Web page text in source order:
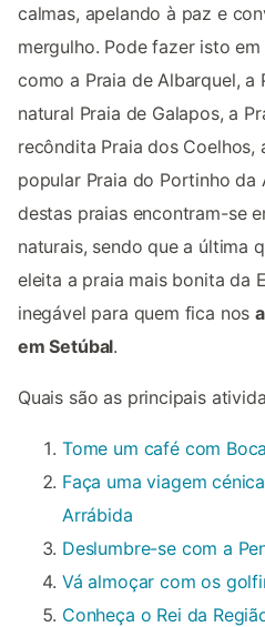
calmas, apelando à paz e
mergulho. Pode fazer isto
como a Praia de Albarquel, a
natural Praia de Galapos, a
recôndita Praia dos Coelhos,
popular Praia do Portinho da
destas praias encontram-se
naturais, sendo que a última
eleita a praia mais bonita da
inegável para quem fica nos
em Setúbal.
Quais são as principais
Tome um café com
Faça uma viagem
Arrábida
Deslumbre-se com a
Vá almoçar com os
Conheça o Rei da